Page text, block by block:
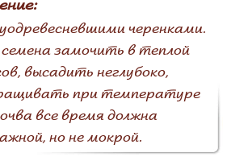
черенками.
замочить в теплой
высадить неглубоко,
при температуре
все время должна
но не мокрой.